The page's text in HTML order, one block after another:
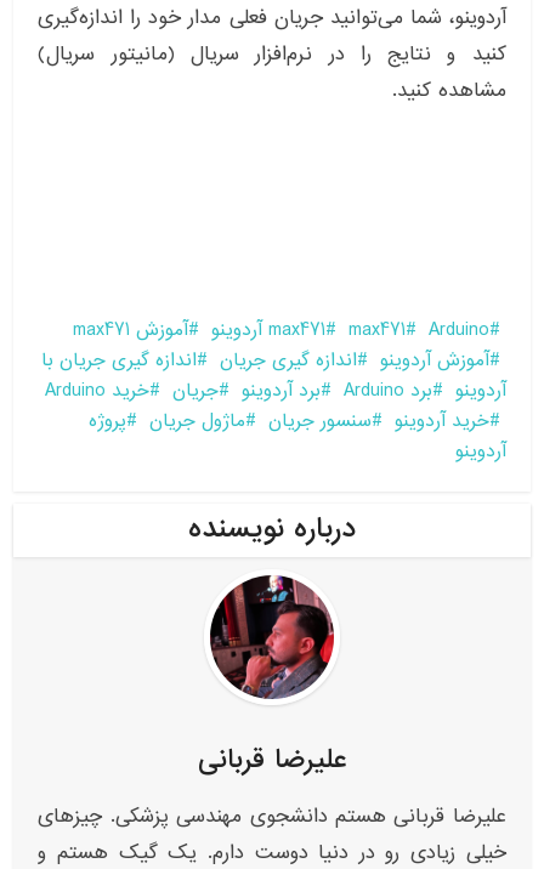
آردوینو، شما می‌توانید جریان فعلی مدار خود را اندازه‌گیری
کنید و نتایج را در نرم‌افزار سریال (مانیتور سریال)
مشاهده کنید.
Arduino
max471 max471 آردوینو
آموزش max471
آموزش آردوینو
اندازه گیری جریان
اندازه گیری جریان با
آردوینو
برد Arduino برد آردوینو جریان
خرید Arduino
خرید آردوینو
سنسور جریان ماژول جریان
پروژه
آردوینو
درباره نویسنده
علیرضا قربانی
علیرضا قربانی هستم دانشجوی مهندسی پزشکی. چیزهای
خیلی زیادی رو در دنیا دوست دارم. یک گیک هستم و